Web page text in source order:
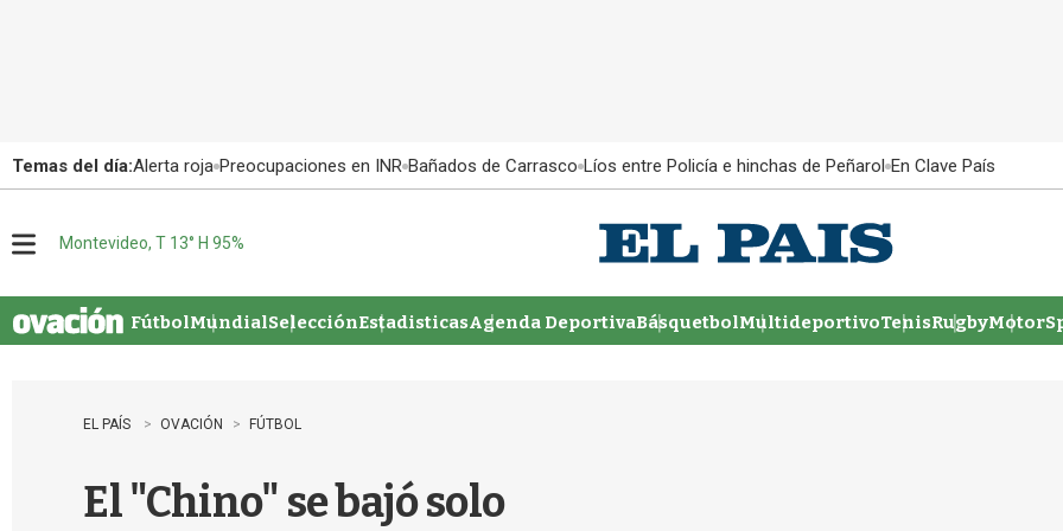
Temas del día:Alerta roja Preocupaciones en INR Bañados de Carrasco Líos entre Policía e hinchas de Peñarol En Clave País
u
Montevideo, T 13° H 95%
FútbolMundialSelecciónEstadisticasAgenda DeportivaBásquetbolMultideportivoTenisRugby
EL PAÍS OVACIÓN FÚTBOL
El "Chino" se bajó solo